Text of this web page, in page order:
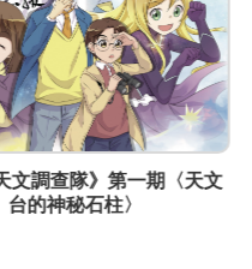
電話
(852)
傳真
(852)
通訊地址
《CMS 天文調查隊》第二集
冰極‧黑色太陽〉